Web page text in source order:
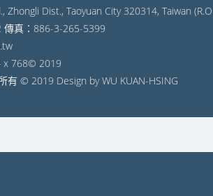
Zhongli Dist., Taoyuan City 320314, Taiwan
真：886-3-265-5399
x 768© 2019
有 © 2019 Design by WU KUAN-HSING